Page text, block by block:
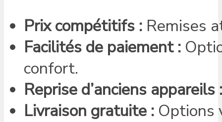
Prix compétitifs : Remises
Facilités de paiement :
confort.
Reprise d’anciens appareils :
Livraison gratuite : Options